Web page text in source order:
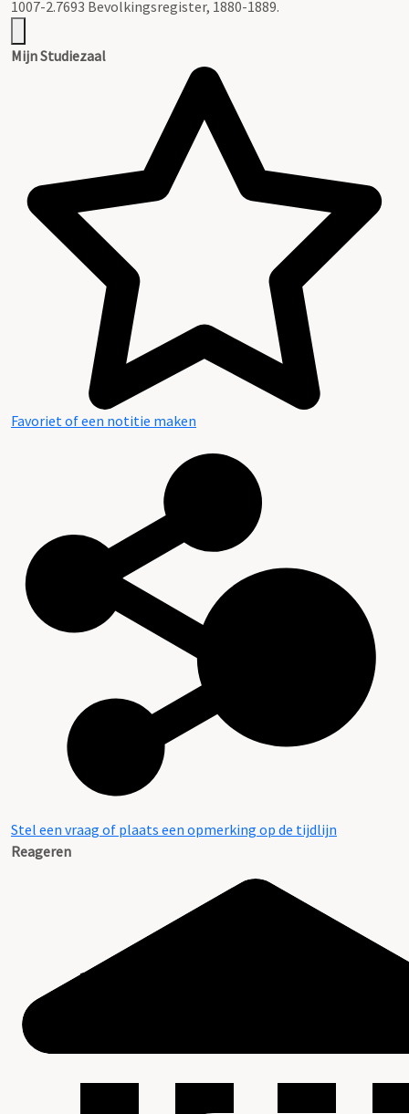
1007-2.7693 Bevolkingsregister, 1880-1889.
Mijn Studiezaal
Favoriet of een notitie maken
Stel een vraag of plaats een opmerking op de tijdlijn
Reageren